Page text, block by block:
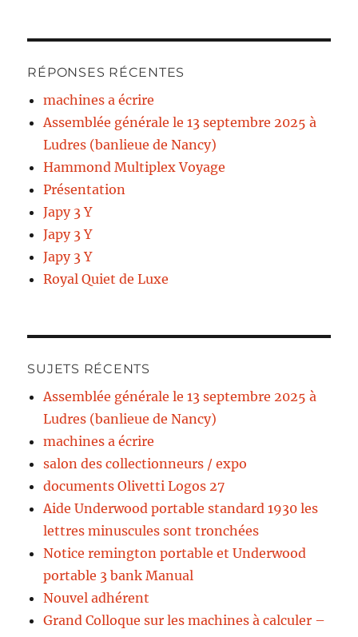
RÉPONSES RÉCENTES
machines a écrire
Assemblée générale le 13 septembre 2025 à
Ludres (banlieue de Nancy)
Hammond Multiplex Voyage
Présentation
Japy 3 Y
Japy 3 Y
Japy 3 Y
Royal Quiet de Luxe
SUJETS RÉCENTS
Assemblée générale le 13 septembre 2025 à
Ludres (banlieue de Nancy)
machines a écrire
salon des collectionneurs / expo
documents Olivetti Logos 27
Aide Underwood portable standard 1930 les
lettres minuscules sont tronchées
Notice remington portable et Underwood
portable 3 bank Manual
Nouvel adhérent
Grand Colloque sur les machines à calculer –